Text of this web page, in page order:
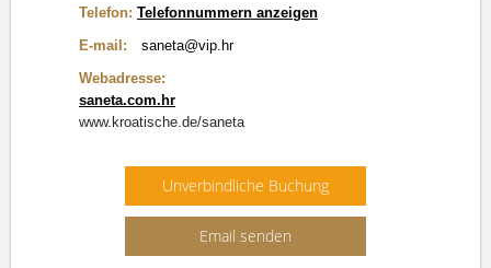
Telefon: Telefonnummern anzeigen
E-mail:
saneta@vip.hr
Webadresse:
saneta.com.hr
www.kroatische.de/saneta
Unverbindliche Buchung
Email senden